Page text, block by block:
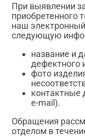
При выявлении
приобретенного
наш
следующую
название и
дефектного
фото
контактные
e-mail).
Обращения
отделом в